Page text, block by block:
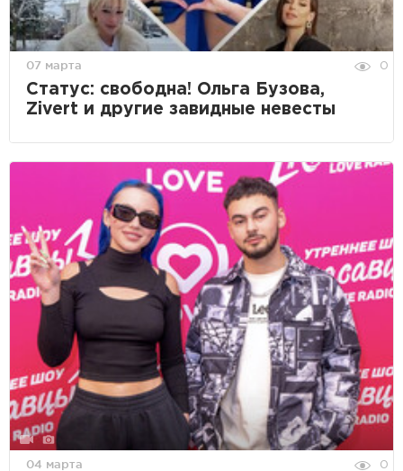
07 марта 0
Статус: свободна! Ольга Бузова,
Zivert и другие завидные невесты
04 марта 0